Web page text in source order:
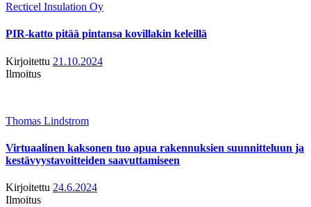
Recticel Insulation Oy
PIR-katto pitää pintansa kovillakin keleillä
Kirjoitettu 21.10.2024
Ilmoitus
Thomas Lindstrom
Virtuaalinen kaksonen tuo apua rakennuksien suunnitteluun ja
kestävyystavoitteiden saavuttamiseen
Kirjoitettu 24.6.2024
Ilmoitus